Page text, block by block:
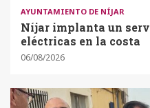
AYUNTAMIENTO DE NÍJAR
Níjar implanta un
eléctricas en la costa
06/08/2026